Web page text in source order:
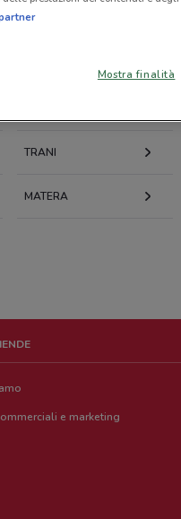
TRANI
MATERA
e marketing
Mostra finalità